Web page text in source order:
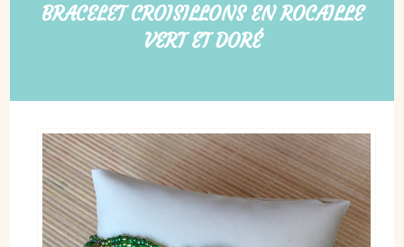
BRACELET CROISILLONS EN ROCAILLE
VERT ET DORÉ